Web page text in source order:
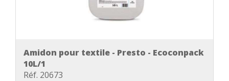
Amidon pour textile - Presto - Ecoconpack
10L/1
Réf. 20673